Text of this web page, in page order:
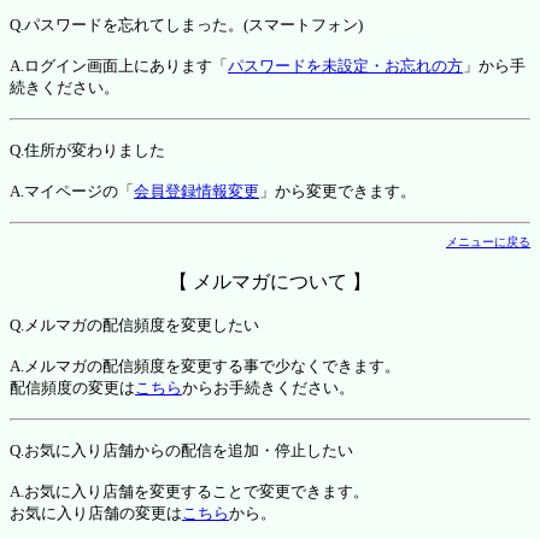
Q.パスワードを忘れてしまった。(スマートフォン)
A.ログイン画面上にあります「 パスワードを未設定・お忘れの方 」から手
続きください。
Q.住所が変わりました
A.マイページの「 会員登録情報変更 」から変更できます。
メニューに戻る
【 メルマガについて 】
Q.メルマガの配信頻度を変更したい
A.メルマガの配信頻度を変更する事で少なくできます。
配信頻度の変更はこちらからお手続きください。
Q.お気に入り店舗からの配信を追加・停止したい
A.お気に入り店舗を変更することで変更できます。
お気に入り店舗の変更はこちらから。